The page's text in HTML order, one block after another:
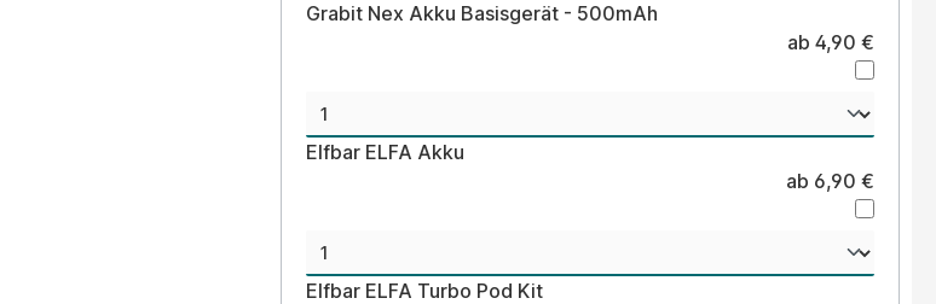
Grabit Nex Akku Basisgerät - 500mAh
ab 4,90 €
Elfbar ELFA Akku
ab 6,90 €
Elfbar ELFA Turbo Pod Kit